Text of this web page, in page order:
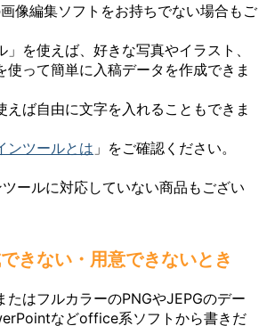
像編集ソフトをお持ちでない場合もご
」を使えば、好きな写真やイラスト、
使って簡単に入稿データを作成できま
えば自由に文字を入れることもできま
ンツールとは 」をご確認ください。
ールに対応していない商品もござい
きない・用意できないとき
たはフルカラーのPNGやJEPGのデー
などoffice系ソフトから書きだ